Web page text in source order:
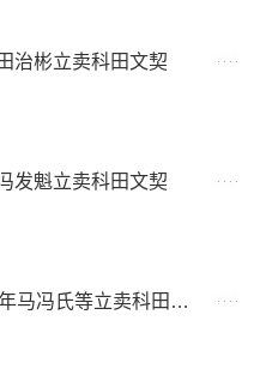
治彬立卖科田文契
发魁立卖科田文契
编号：mxq-37光绪二十一年马冯氏等立卖科田文契